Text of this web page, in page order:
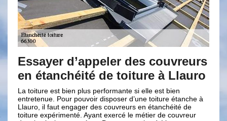
des couvreurs
toiture à Llauro
si elle est bien
d’une toiture étanche à
en étanchéité de
le métier de couvreur
Entreprise Brun
l’étanchéité de
Si vous apercevez une fuite d’eau
plus vite à des professionnels en
renovation pour prendre en main vos
de toiture car cela pourrait